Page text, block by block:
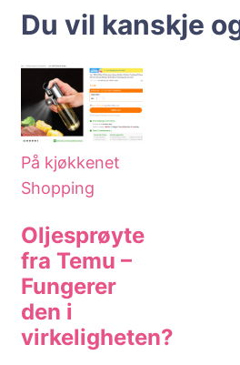
Du vil kanskje
På kjøkkenet
Shopping
Oljesprøyte
fra Temu –
Fungerer
den i
virkeligheten?